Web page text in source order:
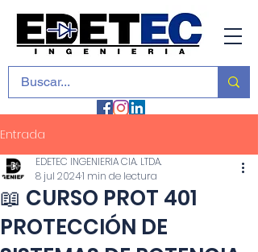
Entrada
📖 CURSO PROT 401
PROTECCIÓN DE
EDETEC INGENIERIA CIA. LTDA.
8 jul 20241 min de lectura